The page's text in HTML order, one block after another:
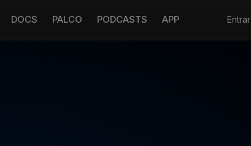
DOCS PALCO PODCASTS APP Entrar